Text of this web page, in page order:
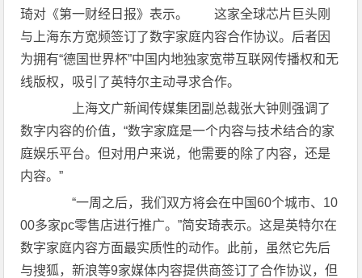
琦对《第一财经日报》表示。 这家全球芯片巨头刚
与上海东方宽频签订了数字家庭内容合作协议。后者因
为拥有“德国世界杯”中国内地独家宽带互联网传播权和无
线版权，吸引了英特尔主动寻求合作。
上海文广新闻传媒集团副总裁张大钟则强调了
数字内容的价值，“数字家庭是一个内容与技术结合的家
庭娱乐平台。但对用户来说，他需要的除了内容，还是
内容。”
“一周之后，我们双方将会在中国60个城市、10
00多家pc零售店进行推广。”简安琦表示。这是英特尔在
数字家庭内容方面最实质性的动作。此前，虽然它先后
与搜狐，新浪等9家媒体内容提供商签订了合作协议，但